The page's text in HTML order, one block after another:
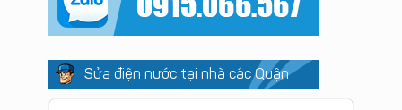
Sửa điện nước tại nhà các Quận